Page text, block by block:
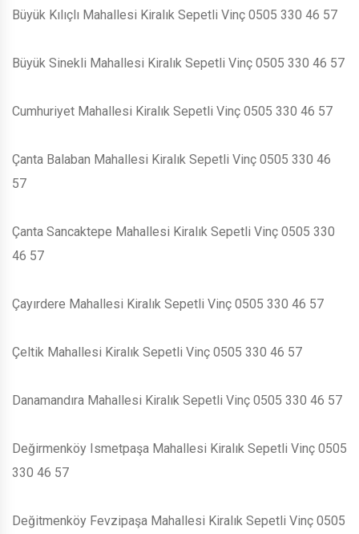
Büyük Kılıçlı Mahallesi Kiralık Sepetli Vinç 0505 330 46 57
Büyük Sinekli Mahallesi Kiralık Sepetli Vinç 0505 330 46 57
Cumhuriyet Mahallesi Kiralık Sepetli Vinç 0505 330 46 57
Çanta Balaban Mahallesi Kiralık Sepetli Vinç 0505 330 46
57
Çanta Sancaktepe Mahallesi Kiralık Sepetli Vinç 0505 330
46 57
Çayırdere Mahallesi Kiralık Sepetli Vinç 0505 330 46 57
Çeltik Mahallesi Kiralık Sepetli Vinç 0505 330 46 57
Danamandıra Mahallesi Kiralık Sepetli Vinç 0505 330 46 57
Değirmenköy Ismetpaşa Mahallesi Kiralık Sepetli Vinç 0505
330 46 57
Değitmenköy Fevzipaşa Mahallesi Kiralık Sepetli Vinç 0505